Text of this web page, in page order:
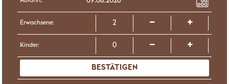
Erwachsene:
Kinder:
BESTÄTIGEN